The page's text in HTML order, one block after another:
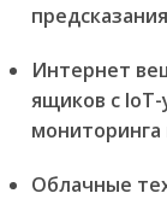
Интернет
ящиков с
мониторинга
Облачные